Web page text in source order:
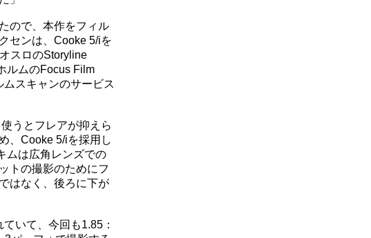
ので、本作をフィル
センは、Cooke 5/iを
スロのStoryline
ルムのFocus Film
スキャンのサービス
うとフレアが抑えら
、Cooke 5/iを採用し
ムは広角レンズでの
トの撮影のためにフ
はなく、後ろに下が
いて、今回も1.85：